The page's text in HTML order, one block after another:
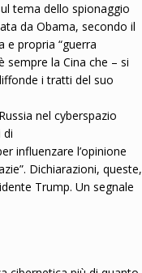
tema dello spionaggio
da Obama, secondo il
e propria “guerra
la Cina che – si
i tratti del suo
nel cyberspazio
di
influenzare l’opinione
Dichiarazioni, queste,
Trump. Un segnale